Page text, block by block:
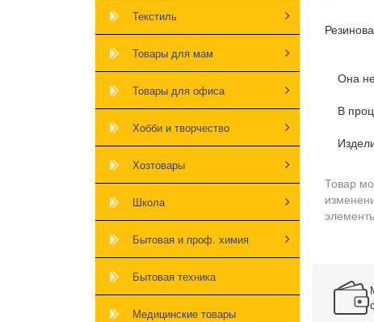
Текстиль
Товары для мам
Товары для офиса
Хобби и творчество
Хозтовары
Школа
Бытовая и проф. химия
Бытовая техника
Медицинские товары
Она не
В
Товар